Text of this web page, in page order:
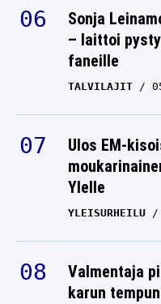
Sonja
– laittoi
faneille
TALVILAJIT
Ulos EM-
Ylelle
YLEISURHEILU
Valmentaja
karun